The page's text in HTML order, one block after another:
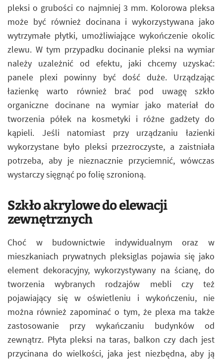
pleksi o grubości co najmniej 3 mm. Kolorowa pleksa
może być również docinana i wykorzystywana jako
wytrzymałe płytki, umożliwiające wykończenie okolic
zlewu. W tym przypadku docinanie pleksi na wymiar
należy uzależnić od efektu, jaki chcemy uzyskać:
panele plexi powinny być dość duże. Urządzając
łazienkę warto również brać pod uwagę szkło
organiczne docinane na wymiar jako materiał do
tworzenia półek na kosmetyki i różne gadżety do
kąpieli. Jeśli natomiast przy urządzaniu łazienki
wykorzystane było pleksi przezroczyste, a zaistniała
potrzeba, aby je nieznacznie przyciemnić, wówczas
wystarczy sięgnąć po folię szronioną.
Szkło akrylowe do elewacji
zewnętrznych
Choć w budownictwie indywidualnym oraz w
mieszkaniach prywatnych pleksiglas pojawia się jako
element dekoracyjny, wykorzystywany na ścianę, do
tworzenia wybranych rodzajów mebli czy też
pojawiający się w oświetleniu i wykończeniu, nie
można również zapominać o tym, że plexa ma także
zastosowanie przy wykańczaniu budynków od
zewnątrz. Płyta pleksi na taras, balkon czy dach jest
przycinana do wielkości, jaka jest niezbędna, aby ją